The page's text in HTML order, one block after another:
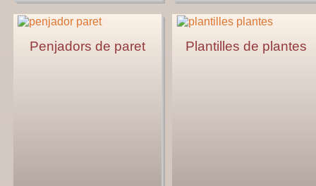
Penjadors de paret Plantilles de plantes